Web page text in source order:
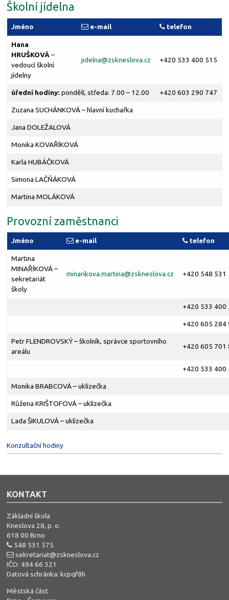
Konzultační hodiny
Školní jídelna
Jméno e-mail telefon
Hana
HRUŠKOVÁ–
vedoucí školní
jídelny
jidelna@zskneslova.cz +420 533 400 515
úřední hodiny: pondělí, středa: 7.00 – 12.00 +420 603 290 747
Zuzana SUCHÁNKOVÁ – hlavní kuchařka
Jana DOLEŽALOVÁ
Monika KOVAŘÍKOVÁ
Karla HUBÁČKOVÁ
Simona LAČŇÁKOVÁ
Martina MOLÁKOVÁ
Provozní zaměstnanci
Jméno e-mail telefon
Martina
MINAŘÍKOVÁ –
sekretariát
školy
minarikova.martina@zskneslova.cz +420 548 531
+420 533 400
+420 605 284
Petr FLENDROVSKÝ – školník, správce sportovního
areálu
+420 605 701
+420 533 400
Monika BRABCOVÁ – uklízečka
Růžena KRIŠTOFOVÁ – uklízečka
Lada ŠIKULOVÁ – uklízečka
KONTAKT
Základní škola
Kneslova 28, p. o.
618 00 Brno
548 531 575
sekretariat@zskneslova.cz
IČO: 494 66 321
Datová schránka: kcpqf8h
Městská část